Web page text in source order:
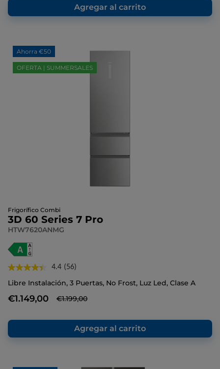
Agregar al carrito
Ahorra €50
OFERTA | SUMMERSALES
Frigorífico Combi
3D 60 Series 7 Pro
HTW7620ANMG
4.4 Lea
56
reseñas.
Enlace
en
misma
página.
(56)
Libre Instalación, 3 Puertas, No Frost, Luz Led, Clase A
€1.149,00 €1.199,00
Agregar al carrito